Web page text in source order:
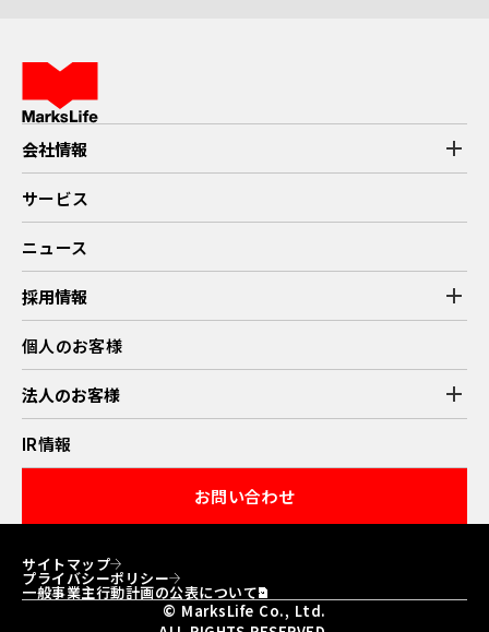
会社情報 add
マークスライフのストーリー
代表挨拶
企業理念
会社概要
サービス
ニュース
採用情報 add
新卒採用情報
キャリア採用情報
働く環境・制度
募集職種
エントリー
個人のお客様
法人のお客様 add
業務提携
IR情報
お問い合わせ
サイトマップ
プライバシーポリシー
一般事業主行動計画の公表について
© MarksLife Co., Ltd.